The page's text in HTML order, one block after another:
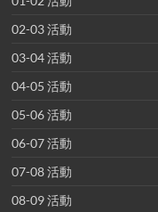
02-03 活動
03-04 活動
04-05 活動
05-06 活動
06-07 活動
07-08 活動
08-09 活動